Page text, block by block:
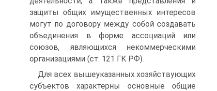
защиты общих имущественных интересов
могут по договору между собой создавать
объединения в форме ассоциаций или
союзов, являющихся некоммерческими
организациями (ст. 121 ГК РФ).
Для всех вышеуказанных хозяйствующих
субъектов характерны основные общие